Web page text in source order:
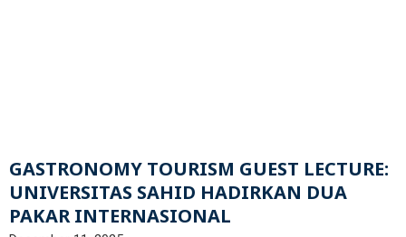
GASTRONOMY TOURISM GUEST LECTURE:
UNIVERSITAS SAHID HADIRKAN DUA
PAKAR INTERNASIONAL